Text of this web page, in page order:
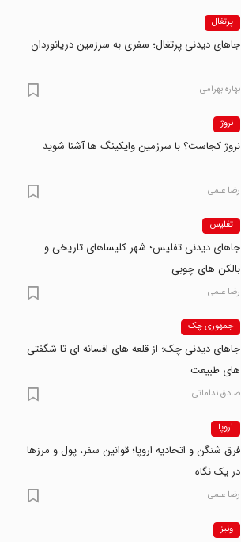
پرتغال
جاهای دیدنی پرتغال؛ سفری به سرزمین دریانوردان
بهاره بهرامی
نروژ
نروژ کجاست؟ با سرزمین وایکینگ ها آشنا شوید
رضا علمی
تفلیس
جاهای دیدنی تفلیس؛ شهر کلیساهای تاریخی و
بالکن های چوبی
رضا علمی
جمهوری چک
جاهای دیدنی چک؛ از قلعه های افسانه ای تا شگفتی
های طبیعت
صادق نداماتی
اروپا
فرق شنگن و اتحادیه اروپا؛ قوانین سفر، پول و مرزها
در یک نگاه
رضا علمی
ونیز